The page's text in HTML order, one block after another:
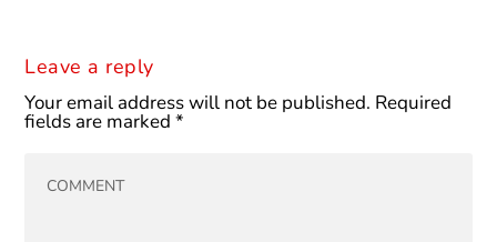
Leave a reply
Your email address will not be published. Required
fields are marked*